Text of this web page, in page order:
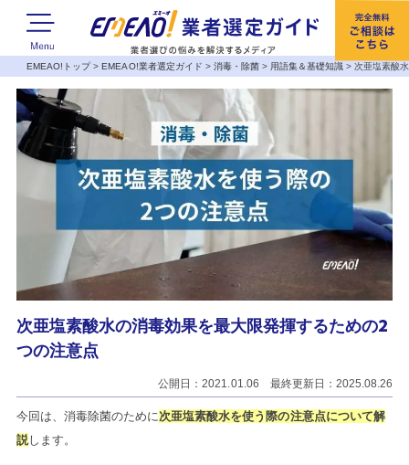
EMEAO!トップ>EMEAO!業者選定ガイド > 消毒・除菌> 用語集＆基礎知識 >次亜塩素酸
次亜塩素酸水の消毒効果を最大限発揮するための2
つの注意点
公開日：2021.01.06 最終更新日：2025.08.26
今回は、消毒除菌のために 次亜塩素酸水を使う際の注意点について解
説します。